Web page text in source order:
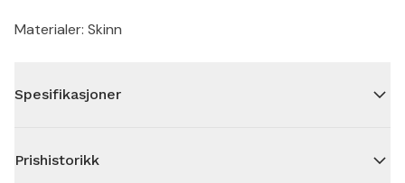
Materialer: Skinn
Spesifikasjoner
Prishistorikk